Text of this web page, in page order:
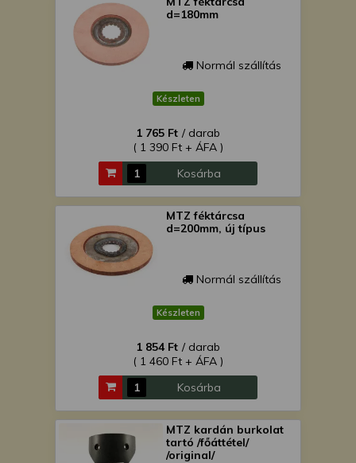
d=180mm
Normál szállítás
Készleten
1 765 Ft / darab
( 1 390 Ft + ÁFA )
Kosárba
MTZ féktárcsa
d=200mm, új típus
Normál szállítás
Készleten
1 854 Ft / darab
( 1 460 Ft + ÁFA )
Kosárba
MTZ kardán burkolat
tartó /főáttétel/
/original/